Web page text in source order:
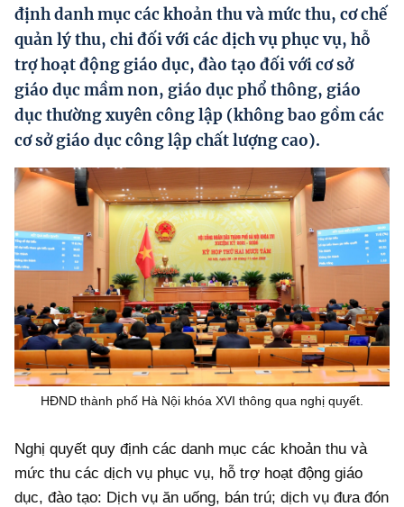
Ocop và chuỗi giá trị Nông sản
Kinh tế tư nhân
Doanh nghiệp dân tộc
Video
định danh mục các khoản thu và mức thu, cơ chế
quản lý thu, chi đối với các dịch vụ phục vụ, hỗ
trợ hoạt động giáo dục, đào tạo đối với cơ sở
giáo dục mầm non, giáo dục phổ thông, giáo
dục thường xuyên công lập (không bao gồm các
cơ sở giáo dục công lập chất lượng cao).
HĐND thành phố Hà Nội khóa XVI thông qua nghị quyết.
Nghị quyết quy định các danh mục các khoản thu và
mức thu các dịch vụ phục vụ, hỗ trợ hoạt động giáo
dục, đào tạo: Dịch vụ ăn uống, bán trú; dịch vụ đưa đón